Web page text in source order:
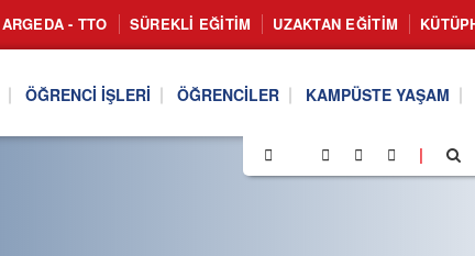
ARGEDA - TTO SÜREKLI EĞITIM UZAKTAN EĞITIM
ÖĞRENCI İŞLERI ÖĞRENCILER KAMPÜSTE YAŞAM
|